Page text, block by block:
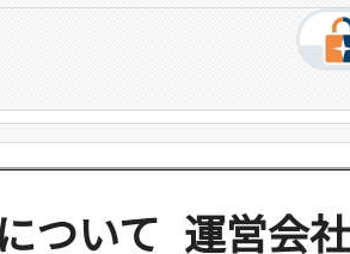
ついて 運営会社